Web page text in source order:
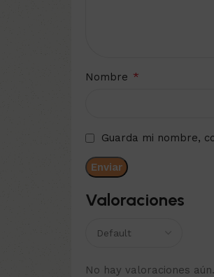
Valoraciones
No hay valoraciones aún.
Nombre *
Guarda mi nombre,